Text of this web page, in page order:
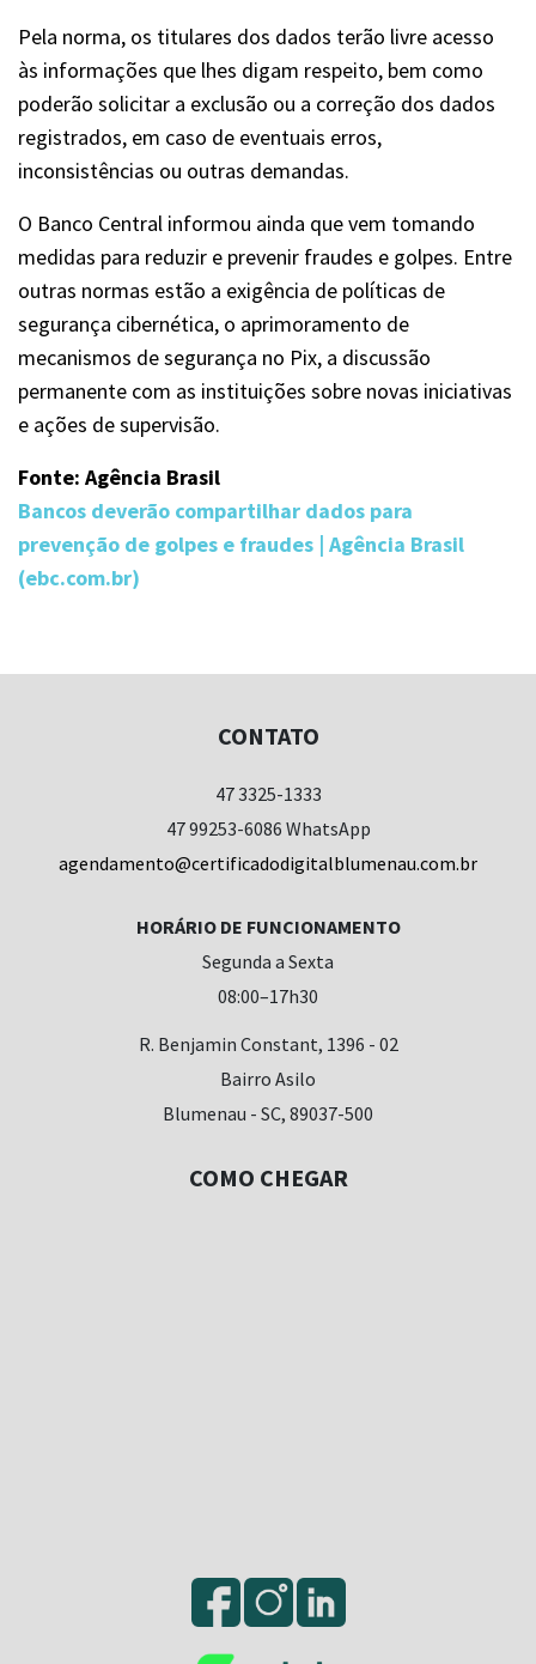
Pela norma, os titulares dos dados terão livre acesso
às informações que lhes digam respeito, bem como
poderão solicitar a exclusão ou a correção dos dados
registrados, em caso de eventuais erros,
inconsistências ou outras demandas.
O Banco Central informou ainda que vem tomando
medidas para reduzir e prevenir fraudes e golpes. Entre
outras normas estão a exigência de políticas de
segurança cibernética, o aprimoramento de
mecanismos de segurança no Pix, a discussão
permanente com as instituições sobre novas iniciativas
e ações de supervisão.
Fonte: Agência Brasil
Bancos deverão compartilhar dados para
prevenção de golpes e fraudes | Agência Brasil
(ebc.com.br)
CONTATO
47 3325-1333
47 99253-6086 WhatsApp
agendamento@certificadodigitalblumenau.com.br
HORÁRIO DE FUNCIONAMENTO
Segunda a Sexta
08:00–17h30
R. Benjamin Constant, 1396 - 02
Bairro Asilo
Blumenau - SC, 89037-500
COMO CHEGAR